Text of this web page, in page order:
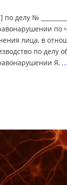
делу №
по
лица, в
по делу
Я, ...